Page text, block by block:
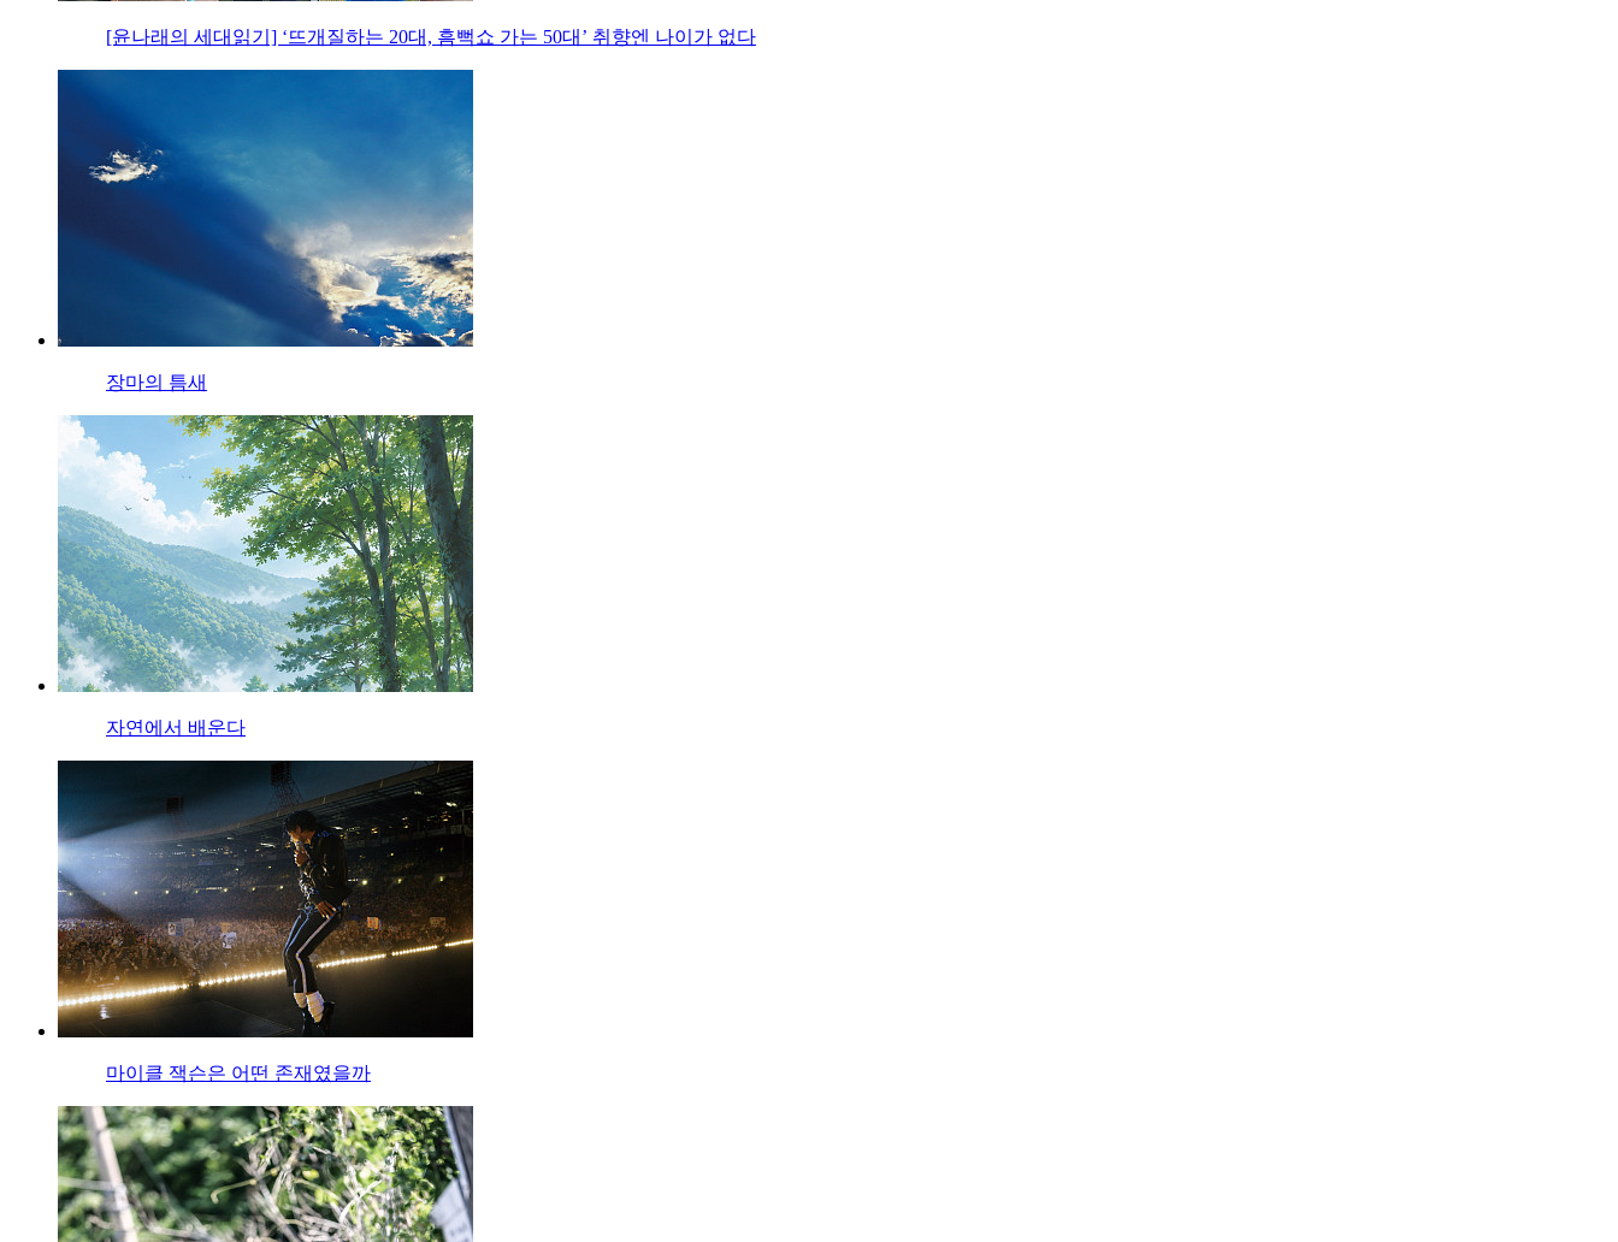
[윤나래의 세대읽기] ‘뜨개질하는 20대, 흠뻑쇼 가는 50대’ 취향엔 나이가 없다
장마의 틈새
자연에서 배운다
마이클 잭슨은 어떤 존재였을까